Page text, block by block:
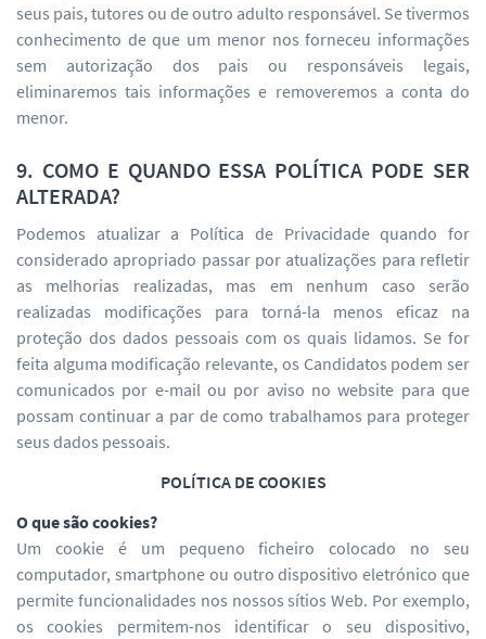
seus pais, tutores ou de outro adulto responsável. Se tivermos
conhecimento de que um menor nos forneceu informações
sem autorização dos pais ou responsáveis legais,
eliminaremos tais informações e removeremos a conta do
menor.
9. COMO E QUANDO ESSA POLÍTICA PODE SER
ALTERADA?
Podemos atualizar a Política de Privacidade quando for
considerado apropriado passar por atualizações para refletir
as melhorias realizadas, mas em nenhum caso serão
realizadas modificações para torná-la menos eficaz na
proteção dos dados pessoais com os quais lidamos. Se for
feita alguma modificação relevante, os Candidatos podem ser
comunicados por e-mail ou por aviso no website para que
possam continuar a par de como trabalhamos para proteger
seus dados pessoais.
POLÍTICA DE COOKIES
O que são cookies?
Um cookie é um pequeno ficheiro colocado no seu
computador, smartphone ou outro dispositivo eletrónico que
permite funcionalidades nos nossos sítios Web. Por exemplo,
os cookies permitem-nos identificar o seu dispositivo,